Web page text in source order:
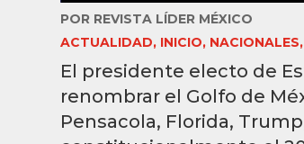
POR REVISTA LÍDER MÉXICO
ACTUALIDAD, INICIO, NACIONALES,
El presidente electo de
renombrar el Golfo de
Pensacola, Florida,